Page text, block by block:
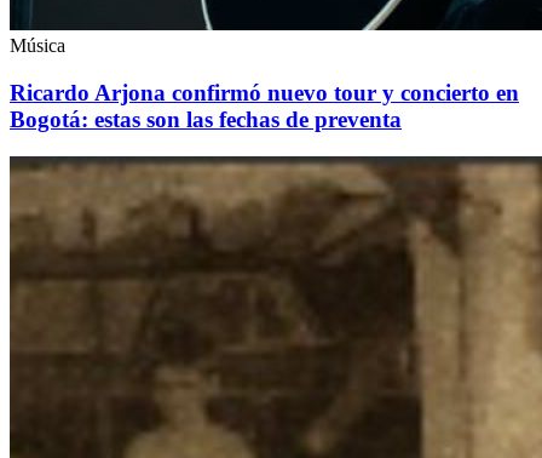
Música
Ricardo Arjona confirmó nuevo tour y concierto en
Bogotá: estas son las fechas de preventa